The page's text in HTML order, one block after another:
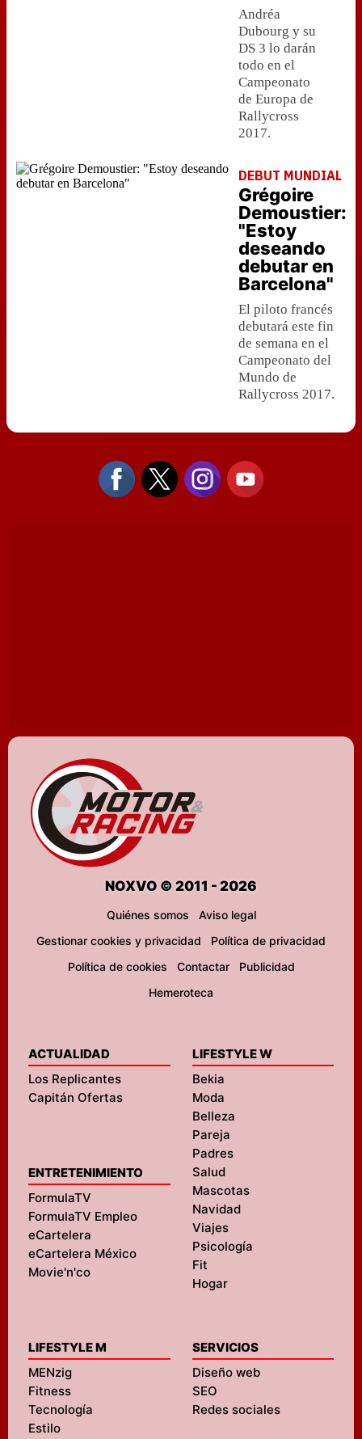
Andréa
Dubourg y su
DS 3 lo darán
todo en el
Campeonato
de Europa de
Rallycross
2017.
DEBUT MUNDIAL
Grégoire
Demoustier:
"Estoy
deseando
debutar en
Barcelona"
El piloto francés
debutará este fin
de semana en el
Campeonato del
Mundo de
Rallycross 2017.
NOXVO © 2011 - 2026
Quiénes somos
Aviso legal
Gestionar cookies y privacidad
Política de privacidad
Política de cookies
Contactar
Publicidad
Hemeroteca
ACTUALIDAD
Los Replicantes
Capitán Ofertas
ENTRETENIMIENTO
FormulaTV
FormulaTV Empleo
eCartelera
eCartelera México
Movie'n'co
LIFESTYLE W
Bekia
Moda
Belleza
Pareja
Padres
Salud
Mascotas
Navidad
Viajes
Psicología
Fit
Hogar
LIFESTYLE M
MENzig
Fitness
Tecnología
Estilo
SERVICIOS
Diseño web
SEO
Redes sociales